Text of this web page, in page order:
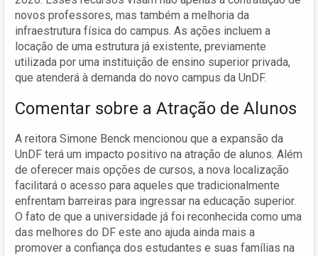
novos professores, mas também a melhoria da
infraestrutura física do campus. As ações incluem a
locação de uma estrutura já existente, previamente
utilizada por uma instituição de ensino superior privada,
que atenderá à demanda do novo campus da UnDF.
Comentar sobre a Atração de Alunos
A reitora Simone Benck mencionou que a expansão da
UnDF terá um impacto positivo na atração de alunos. Além
de oferecer mais opções de cursos, a nova localização
facilitará o acesso para aqueles que tradicionalmente
enfrentam barreiras para ingressar na educação superior.
O fato de que a universidade já foi reconhecida como uma
das melhores do DF este ano ajuda ainda mais a
promover a confiança dos estudantes e suas famílias na